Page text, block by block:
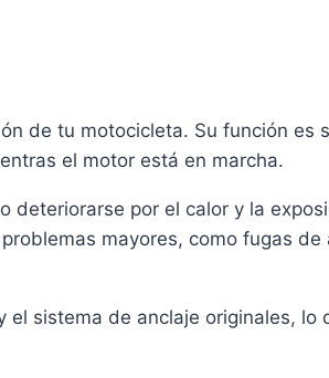
de tu motocicleta. Su función es
el motor está en marcha.
deteriorarse por el calor y la
mayores, como fugas de
sistema de anclaje originales, lo